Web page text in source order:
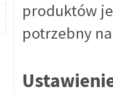
produktów
potrzebny